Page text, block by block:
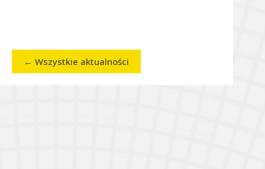
← Wszystkie aktualności